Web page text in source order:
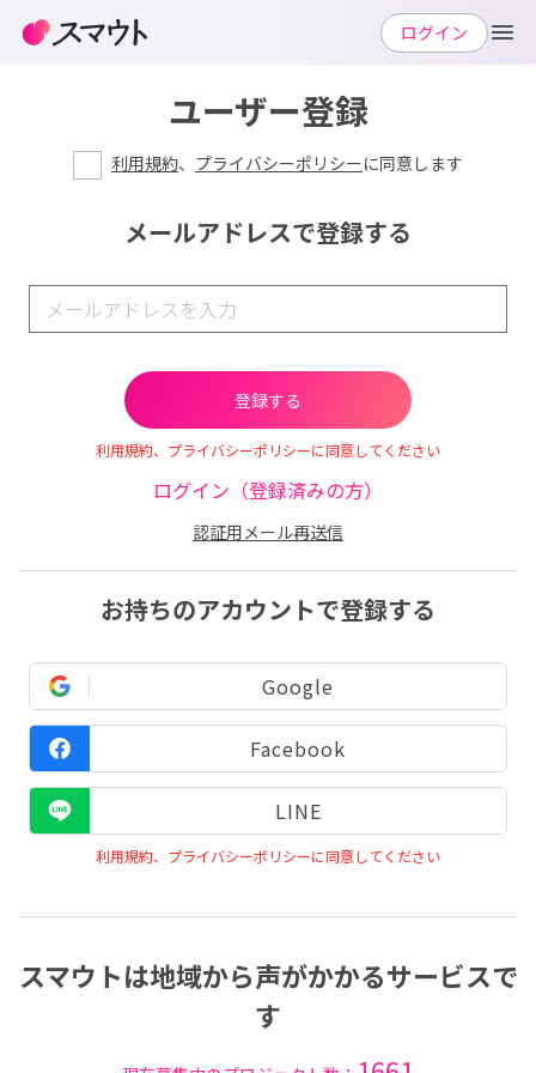
ユーザー登録
利用規約、 プライバシーポリシーに同意します
メールアドレスで登録する
利用規約、プライバシーポリシーに同意してください
ログイン（登録済みの方）
認証用メール再送信
お持ちのアカウントで登録する
Google
Facebook
LINE
利用規約、プライバシーポリシーに同意してください
スマウトは地域から声がかかるサービスで
す
ログイン